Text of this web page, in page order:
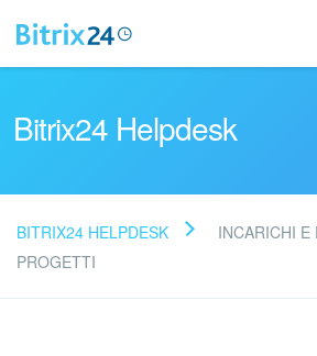
Leggi le domande
Bitrix24 Helpdesk
BITRIX24 HELPDESK
INCARICHI E
PROGETTI